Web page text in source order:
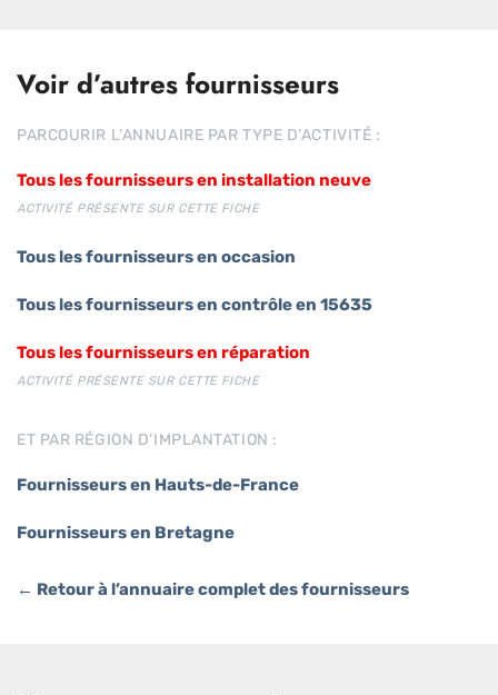
Voir d’autres fournisseurs
PARCOURIR L’ANNUAIRE PAR TYPE D’ACTIVITÉ :
Tous les fournisseurs en installation neuve
ACTIVITÉ PRÉSENTE SUR CETTE FICHE
Tous les fournisseurs en occasion
Tous les fournisseurs en contrôle en 15635
Tous les fournisseurs en réparation
ACTIVITÉ PRÉSENTE SUR CETTE FICHE
ET PAR RÉGION D’IMPLANTATION :
Fournisseurs en Hauts-de-France
Fournisseurs en Bretagne
← Retour à l’annuaire complet des fournisseurs